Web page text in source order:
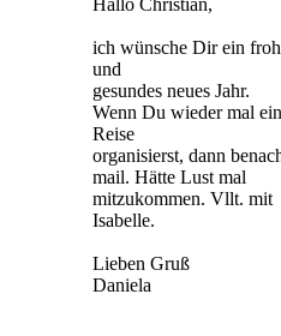
Hallo Christian,
ich wünsche Dir ein
und
gesundes neues Jahr.
Wenn Du wieder mal
Reise
organisierst, dann
mail. Hätte Lust mal
mitzukommen. Vllt. mit
Isabelle.
Lieben Gruß
Daniela